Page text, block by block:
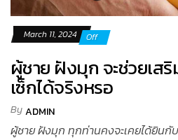
March 11, 2024 Off
ผู้ชาย ฝังมุก จะช่วยเส
เซ็กได้จริงหรอ
ByADMIN
ผู้ชาย ฝังมุก ทุกท่านคงจะเคยได้ยินกั